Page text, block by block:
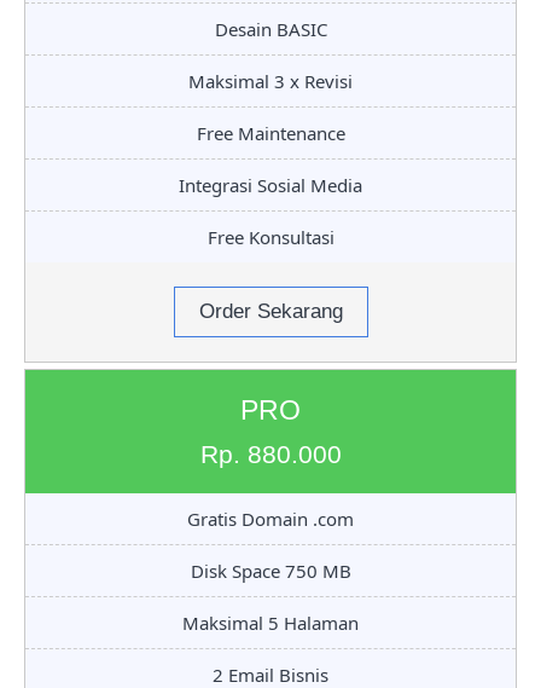
Desain BASIC
Maksimal 3 x Revisi
Free Maintenance
Integrasi Sosial Media
Free Konsultasi
Order Sekarang
PRO
Rp. 880.000
Gratis Domain .com
Disk Space 750 MB
Maksimal 5 Halaman
2 Email Bisnis